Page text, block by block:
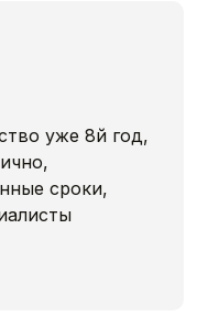
уже 8й год,
сроки,